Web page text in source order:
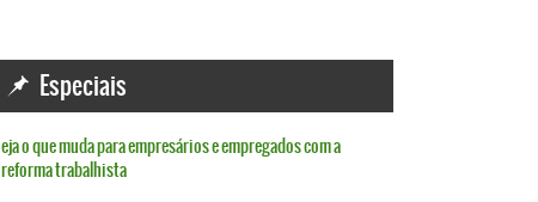
Especiais
eja o que muda para empresários e empregados com a
reforma trabalhista